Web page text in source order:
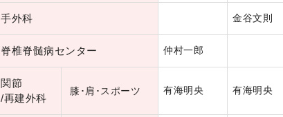
手外科 金谷文則
脊椎脊髄病センター 仲村一郎
関節
/再建外科
膝･肩･スポーツ 有海明央 有海明央